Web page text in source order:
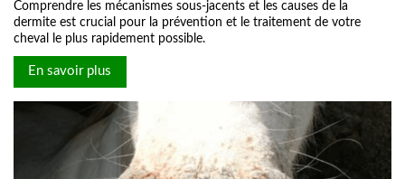
Comprendre les mécanismes sous-jacents et les causes de la
dermite est crucial pour la prévention et le traitement de votre
cheval le plus rapidement possible.
En savoir plus